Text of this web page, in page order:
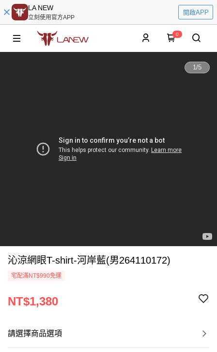
LA NEW
立刻使用官方APP
開啟APP
0
1/5
沁涼網眼T-shirt-河岸藍(男264110172)
宅配滿NT$990免運
NT$1,380
請選擇商品選項